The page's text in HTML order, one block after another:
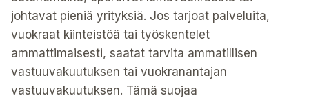
johtavat pieniä yrityksiä. Jos tarjoat palveluita,
vuokraat kiinteistöä tai työskentelet
ammattimaisesti, saatat tarvita ammatillisen
vastuuvakuutuksen tai vuokranantajan
vastuuvakuutuksen. Tämä suojaa